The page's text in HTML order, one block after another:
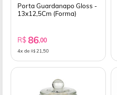
Porta Guardanapo Gloss -
13x12,5Cm (Forma)
R$ 86,00
4x de R$ 21,50